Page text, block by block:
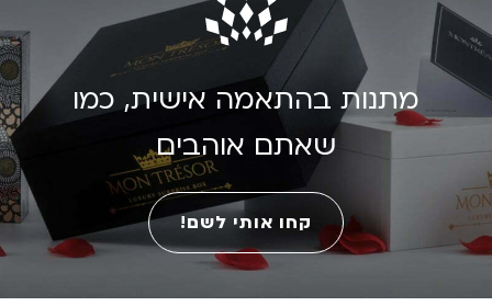
מתנות בהתאמה אישית, כמו
שאתם אוהבים
קחו אותי לשם!